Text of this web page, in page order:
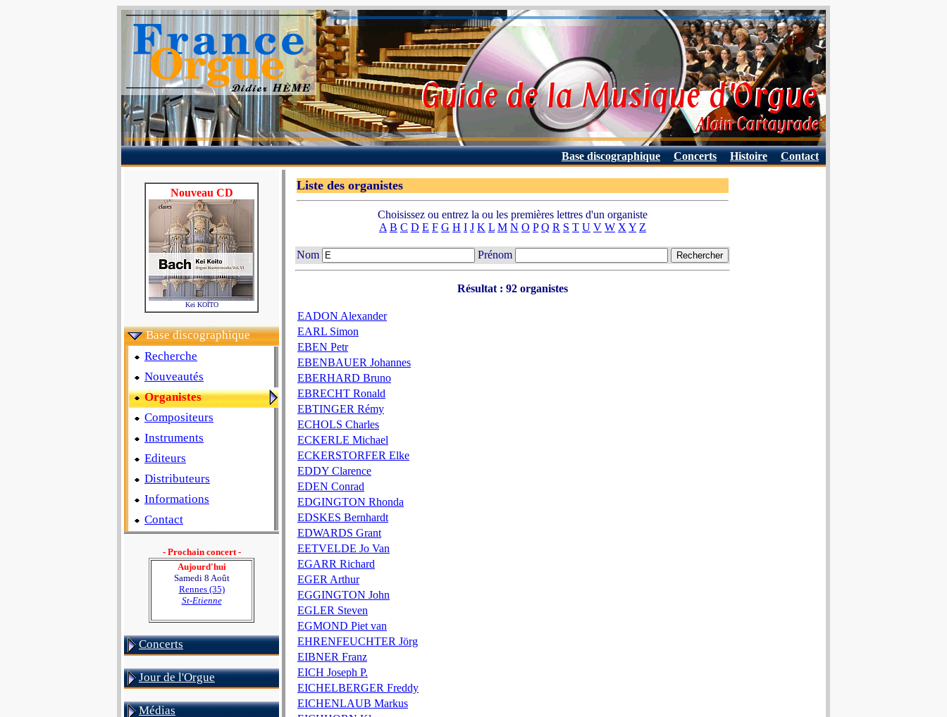
Base discographique Concerts Histoire Contact
Nouveau CD
Kei KOÏTO
Base discographique
Recherche
Nouveautés
Organistes
Compositeurs
Instruments
Editeurs
Distributeurs
Informations
Contact
- Prochain concert -
Aujourd'hui
Samedi 8 Août
Rennes (35)
St-Etienne
Concerts
Jour de l'Orgue
Médias
Liste des organistes
Choisissez ou entrez la ou les premières lettres d'un organiste
A B C D E F G H I J K L M N O P Q R S T U V W X Y Z
Nom Prénom
Résultat : 92 organistes
EADON Alexander
EARL Simon
EBEN Petr
EBENBAUER Johannes
EBERHARD Bruno
EBRECHT Ronald
EBTINGER Rémy
ECHOLS Charles
ECKERLE Michael
ECKERSTORFER Elke
EDDY Clarence
EDEN Conrad
EDGINGTON Rhonda
EDSKES Bernhardt
EDWARDS Grant
EETVELDE Jo Van
EGARR Richard
EGER Arthur
EGGINGTON John
EGLER Steven
EGMOND Piet van
EHRENFEUCHTER Jörg
EIBNER Franz
EICH Joseph P.
EICHELBERGER Freddy
EICHENLAUB Markus